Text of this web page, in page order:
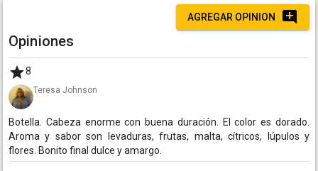
AGREGAR OPINION
Opiniones
8
Teresa Johnson
Botella. Cabeza enorme con buena duración. El color es dorado.
Aroma y sabor son levaduras, frutas, malta, cítricos, lúpulos y
flores. Bonito final dulce y amargo.